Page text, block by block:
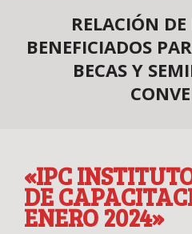
RELACIÓN
BENEFICIADOS
BECAS Y
«IPC
DE
ENERO 2024»